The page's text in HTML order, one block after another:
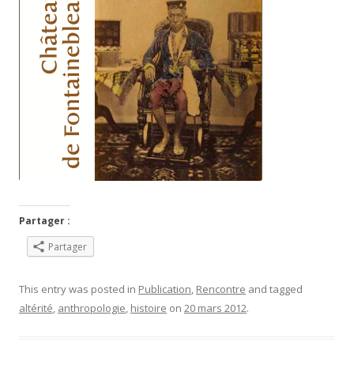
Partager :
Partager
This entry was posted in Publication, Rencontre and tagged
altérité, anthropologie, histoire on 20 mars 2012.